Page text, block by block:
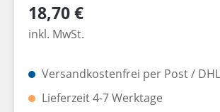
Regulärer Preis:
18,70 €
inkl. MwSt.
Versandkostenfrei per Post / DHL
Lieferzeit 4-7 Werktage